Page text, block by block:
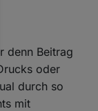
denn Beitrag
oder
durch so
mit